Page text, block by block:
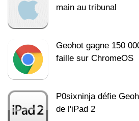
main au tribunal
Geohot gagne 150
faille sur ChromeOS
P0sixninja défie
de l'iPad 2